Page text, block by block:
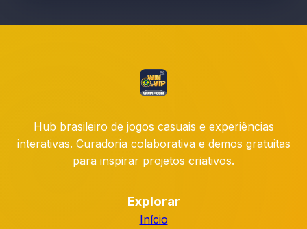
Hub brasileiro de jogos casuais e experiências
interativas. Curadoria colaborativa e demos gratuitas
para inspirar projetos criativos.
Explorar
Início